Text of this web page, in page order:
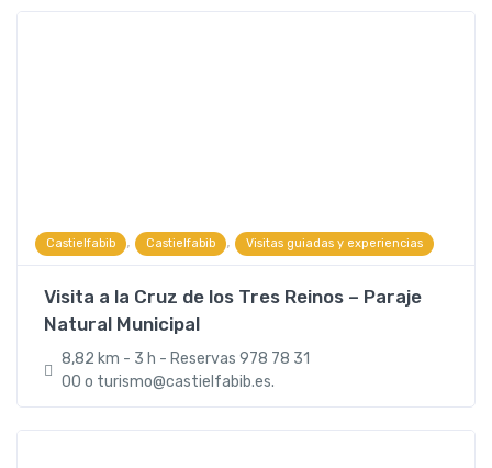
Castielfabib , Castielfabib , Visitas guiadas y experiencias
Visita a la Cruz de los Tres Reinos – Paraje
Natural Municipal
8,82 km - 3 h - Reservas 978 78 31
00 o turismo@castielfabib.es.